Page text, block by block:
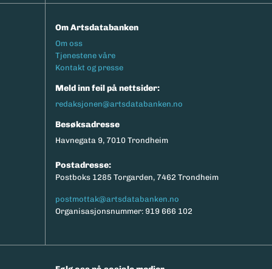
Om Artsdatabanken
Footermeny
Om oss
Tjenestene våre
Kontakt og presse
Meld inn feil på nettsider:
redaksjonen@artsdatabanken.no
Besøksadresse
Havnegata 9, 7010 Trondheim
Postadresse:
Postboks 1285 Torgarden, 7462 Trondheim
postmottak@artsdatabanken.no
Organisasjonsnummer: 919 666 102